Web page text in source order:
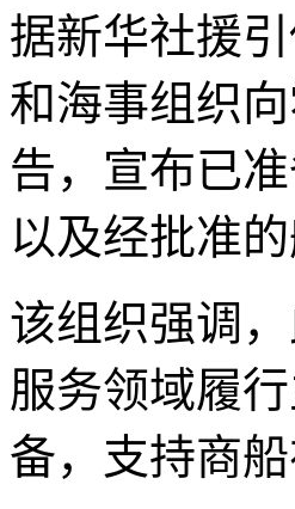
据新华社援
和海事组织
告，宣布已
以及经批准
该组织强调
服务领域履
备，支持商